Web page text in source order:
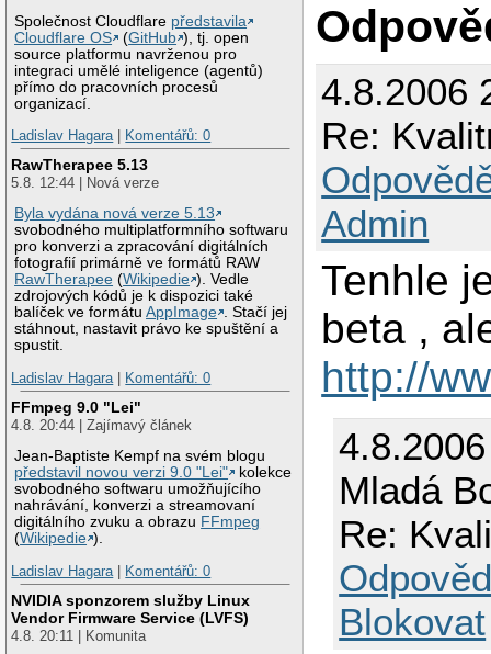
Společnost Cloudflare představila
Cloudflare OS
(GitHub ), tj. open
source platformu navrženou pro
integraci umělé inteligence (agentů)
přímo do pracovních procesů
organizací.
Ladislav Hagara| Komentářů: 0
RawTherapee 5.13
5.8. 12:44 | Nová verze
Byla vydána nová verze 5.13
svobodného multiplatformního softwaru
pro konverzi a zpracování digitálních
fotografií primárně ve formátů RAW
RawTherapee (Wikipedie ). Vedle
zdrojových kódů je k dispozici také
balíček ve formátuAppImage . Stačí jej
stáhnout, nastavit právo ke spuštění a
spustit.
Ladislav Hagara| Komentářů: 0
FFmpeg 9.0 "Lei"
4.8. 20:44 | Zajímavý článek
Jean-Baptiste Kempf na svém blogu
představil novou verzi 9.0 "Lei"
kolekce
svobodného softwaru umožňujícího
nahrávání, konverzi a streamovaní
digitálního zvuku a obrazu FFmpeg
(Wikipedie ).
Ladislav Hagara| Komentářů: 0
NVIDIA sponzorem služby Linux
Vendor Firmware Service (LVFS)
4.8. 20:11 | Komunita
4.8.2006
Re:
Admin
Tenhle
beta ,
http://
Mladá
Re:
Blokovat